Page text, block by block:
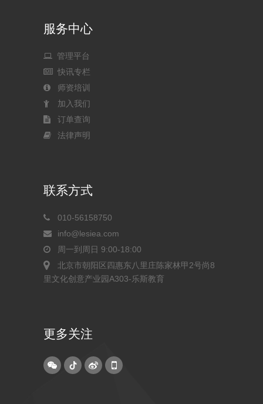
服务中心
管理平台
快讯专栏
师资培训
加入我们
订单查询
法律声明
联系方式
010-56158750
info@lesiea.com
周一到周日 9:00-18:00
北京市朝阳区四惠东八里庄陈家林甲2号尚8
里文化创意产业园A303-乐斯教育
更多关注